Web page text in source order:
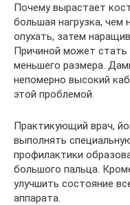
Почему вырастает
большая нагрузка, чем
опухать, затем
Причиной может стать
меньшего размера.
непомерно высокий
этой проблемой.
Практикующий врач,
выполнять
профилактики
большого пальца.
улучшить состояние
аппарата.